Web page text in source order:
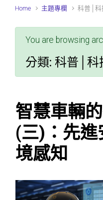
Home 主題專欄 科普│科
You are browsing
分類: 科普│科
智慧車輛
(三)：先
境感知